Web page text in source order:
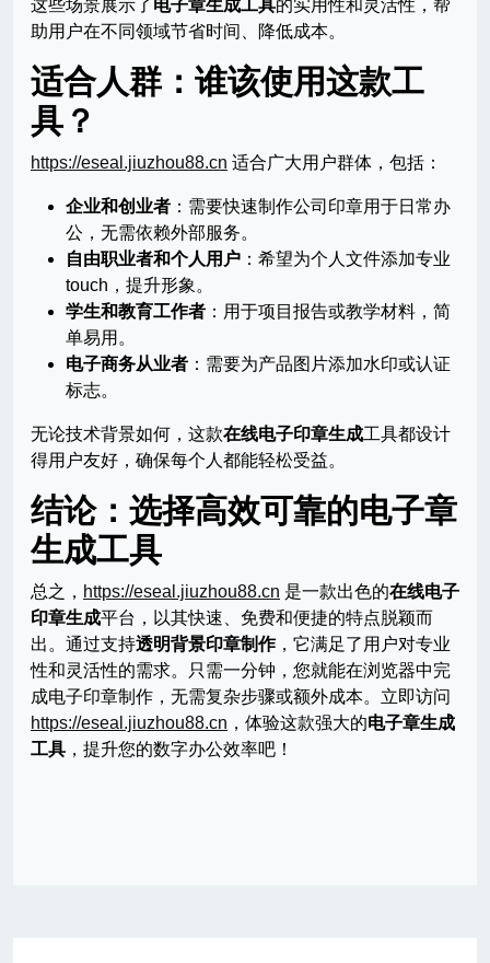
这些场景展示了 电子章生成工具的实用性和灵活性，帮
助用户在不同领域节省时间、降低成本。
适合人群：谁该使用这款工
具？
https://eseal.jiuzhou88.cn 适合广大用户群体，包括：
企业和创业者 ：需要快速制作公司印章用于日常办
公，无需依赖外部服务。
自由职业者和个人用户 ：希望为个人文件添加专业
touch，提升形象。
学生和教育工作者 ：用于项目报告或教学材料，简
单易用。
电子商务从业者 ：需要为产品图片添加水印或认证
标志。
无论技术背景如何，这款在线电子印章生成工具都设计
得用户友好，确保每个人都能轻松受益。
结论：选择高效可靠的电子章
生成工具
总之， https://eseal.jiuzhou88.cn 是一款出色的在线电子
印章生成平台，以其快速、免费和便捷的特点脱颖而
出。通过支持透明背景印章制作，它满足了用户对专业
性和灵活性的需求。只需一分钟，您就能在浏览器中完
成电子印章制作，无需复杂步骤或额外成本。立即访问
https://eseal.jiuzhou88.cn ，体验这款强大的电子章生成
工具 ，提升您的数字办公效率吧！